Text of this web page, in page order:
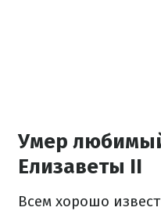
Умер
Елизаветы II
Всем хорошо